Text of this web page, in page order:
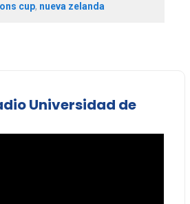
cup, nueva zelanda
Universidad de